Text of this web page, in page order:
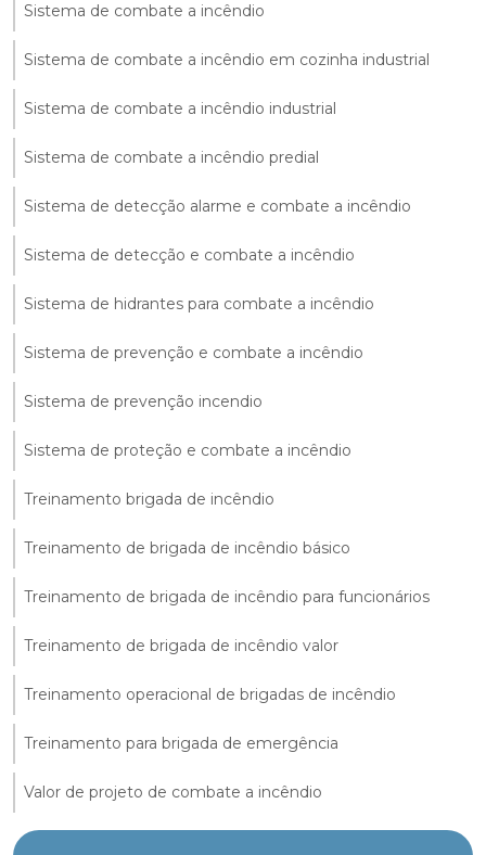
Sistema de combate a incêndio
Sistema de combate a incêndio em cozinha industrial
Sistema de combate a incêndio industrial
Sistema de combate a incêndio predial
Sistema de detecção alarme e combate a incêndio
Sistema de detecção e combate a incêndio
Sistema de hidrantes para combate a incêndio
Sistema de prevenção e combate a incêndio
Sistema de prevenção incendio
Sistema de proteção e combate a incêndio
Treinamento brigada de incêndio
Treinamento de brigada de incêndio básico
Treinamento de brigada de incêndio para funcionários
Treinamento de brigada de incêndio valor
Treinamento operacional de brigadas de incêndio
Treinamento para brigada de emergência
Valor de projeto de combate a incêndio